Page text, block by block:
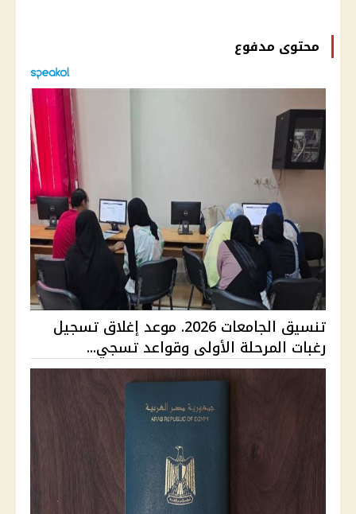
محتوى مدفوع
تنسيق الجامعات 2026. موعد إغلاق تسجيل
رغبات المرحلة الأولى وقواعد تسجي...